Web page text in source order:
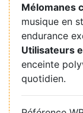
Mélomanes
musique en
endurance
Utilisateurs
enceinte
quotidien.